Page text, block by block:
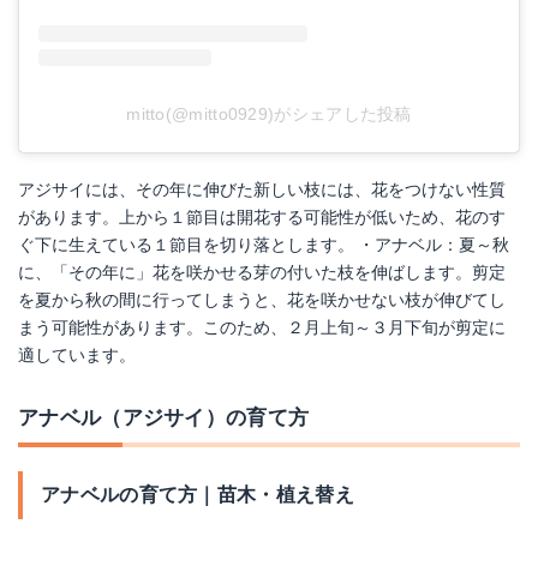
mitto(@mitto0929)がシェアした投稿
アジサイには、その年に伸びた新しい枝には、花をつけない性質
があります。上から１節目は開花する可能性が低いため、花のす
ぐ下に生えている１節目を切り落とします。 ・アナベル：夏～秋
に、「その年に」花を咲かせる芽の付いた枝を伸ばします。剪定
を夏から秋の間に行ってしまうと、花を咲かせない枝が伸びてし
まう可能性があります。このため、２月上旬～３月下旬が剪定に
適しています。
アナベル（アジサイ）の育て方
アナベルの育て方｜苗木・植え替え